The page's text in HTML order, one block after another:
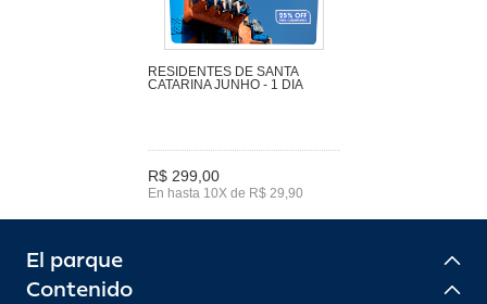
RESIDENTES DE SANTA
CATARINA JUNHO - 1 DIA
R$ 299,00
En hasta 10X de R$ 29,90
El parque
Contenido